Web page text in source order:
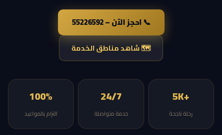
📞 احجز الآن – 55226592
🗺 شاهد مناطق الخدمة
+5K
رحلة ناجحة
24/7
خدمة متواصلة
100%
التزام بالمواعيد